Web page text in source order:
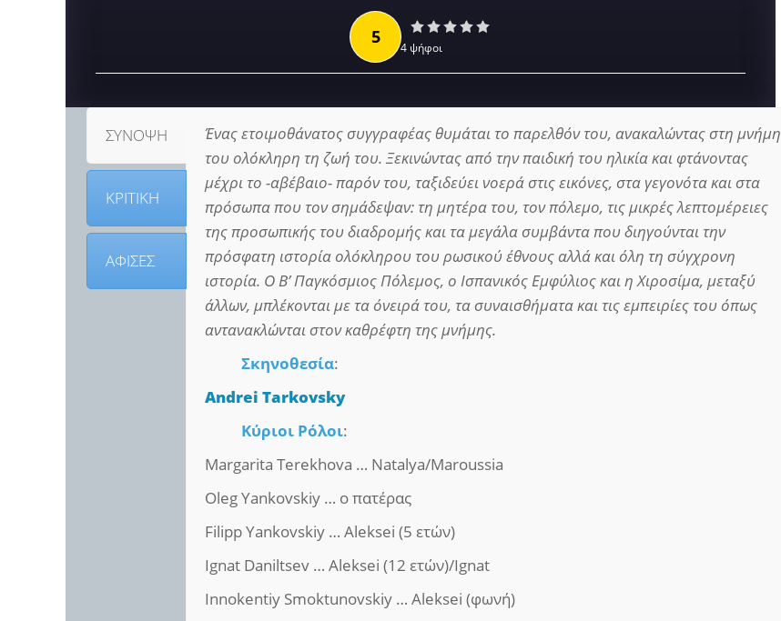
5 4 ψήφοι
ΣΥΝΟΨΗ
ΚΡΙΤΙΚΗ
ΑΦΙΣΕΣ
Ένας ετοιμοθάνατος συγγραφέας θυμάται το παρελθόν του, ανακαλώντας στη μνήμη
του ολόκληρη τη ζωή του. Ξεκινώντας από την παιδική του ηλικία και φτάνοντας
μέχρι το -αβέβαιο- παρόν του, ταξιδεύει νοερά στις εικόνες, στα γεγονότα και στα
πρόσωπα που τον σημάδεψαν: τη μητέρα του, τον πόλεμο, τις μικρές λεπτομέρειες
της προσωπικής του διαδρομής και τα μεγάλα συμβάντα που διηγούνται την
πρόσφατη ιστορία ολόκληρου του ρωσικού έθνους αλλά και όλη τη σύγχρονη
ιστορία. Ο Β’ Παγκόσμιος Πόλεμος, ο Ισπανικός Εμφύλιος και η Χιροσίμα, μεταξύ
άλλων, μπλέκονται με τα όνειρά του, τα συναισθήματα και τις εμπειρίες του όπως
αντανακλώνται στον καθρέφτη της μνήμης.
Σκηνοθεσία:
Andrei Tarkovsky
Κύριοι Ρόλοι:
Margarita Terekhova … Natalya/Maroussia
Oleg Yankovskiy … ο πατέρας
Filipp Yankovskiy … Aleksei (5 ετών)
Ignat Daniltsev … Aleksei (12 ετών)/Ignat
Innokentiy Smoktunovskiy … Aleksei (φωνή)